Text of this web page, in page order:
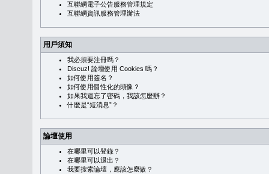
互聯網電子公告服務管理規定
互聯網資訊服務管理辦法
用戶須知
我必須要注冊嗎？
Discuz! 論壇使用 Cookies 嗎？
如何使用簽名？
如何使用個性化的頭像？
如果我遺忘了密碼，我該怎麼辦？
什麼是“短消息”？
論壇使用
在哪里可以登錄？
在哪里可以退出？
我要搜索論壇，應該怎麼做？